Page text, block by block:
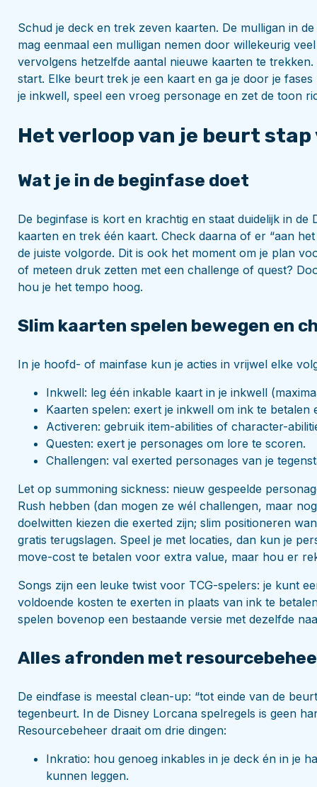
Schud je deck en trek zeven kaarten. De mulligan in
mag eenmaal een mulligan nemen door willekeurig
vervolgens hetzelfde aantal nieuwe kaarten te
start. Elke beurt trek je een kaart en ga je door je
je inkwell, speel een vroeg personage en zet de toon
Het verloop van je beurt
Wat je in de beginfase doet
De beginfase is kort en krachtig en staat duidelijk in de
kaarten en trek één kaart. Check daarna of er “aan
de juiste volgorde. Dit is ook het moment om je plan
of meteen druk zetten met een challenge of quest?
hou je het tempo hoog.
Slim kaarten spelen bewegen en
In je hoofd- of mainfase kun je acties in vrijwel elke
Inkwell: leg één inkable kaart in je inkwell
Kaarten spelen: exert je inkwell om ink te
Activeren: gebruik item-abilities of character-
Questen: exert je personages om lore te scoren.
Challengen: val exerted personages van je
Let op summoning sickness: nieuw gespeelde
Rush hebben (dan mogen ze wél challengen, maar
doelwitten kiezen die exerted zijn; slim positioneren
gratis terugslagen. Speel je met locaties, dan kun je
move-cost te betalen voor extra value, maar hou er
Songs zijn een leuke twist voor TCG-spelers: je kunt
voldoende kosten te exerten in plaats van ink te
spelen bovenop een bestaande versie met dezelfde
Alles afronden met
De eindfase is meestal clean-up: “tot einde van de
tegenbeurt. In de Disney Lorcana spelregels is geen
Resourcebeheer draait om drie dingen:
Inkratio: hou genoeg inkables in je deck én in je
kunnen leggen.